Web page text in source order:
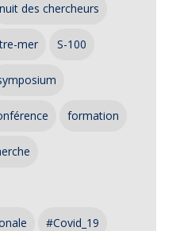
nuit des chercheurs
mer S-100
formation
#Covid_19